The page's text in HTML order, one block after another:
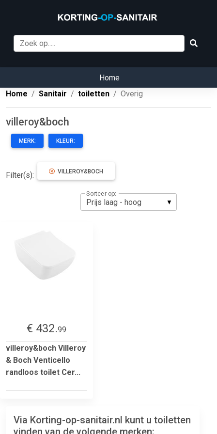
Home
Home
Sanitair toiletten Overig
villeroy&boch
MERK: KLEUR:
Filter(s): VILLEROY&BOCH
Sorteer op:
€ 432.99
villeroy&boch Villeroy
& Boch Venticello
randloos toilet Cer...
Via Korting-op-sanitair.nl kunt u toiletten
vinden van de volgende merken: